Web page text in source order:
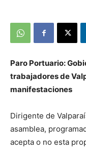
Paro Portuario:
trabajadores de
manifestaciones
Dirigente de
asamblea,
acepta o no esta